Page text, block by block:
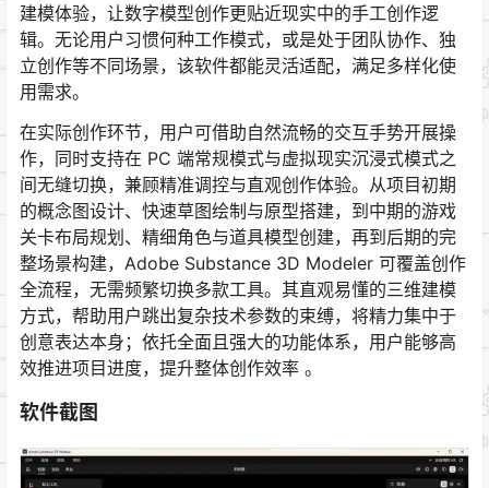
建模体验，让数字模型创作更贴近现实中的手工创作逻
辑。无论用户习惯何种工作模式，或是处于团队协作、独
立创作等不同场景，该软件都能灵活适配，满足多样化使
用需求。
在实际创作环节，用户可借助自然流畅的交互手势开展操
作，同时支持在 PC 端常规模式与虚拟现实沉浸式模式之
间无缝切换，兼顾精准调控与直观创作体验。从项目初期
的概念图设计、快速草图绘制与原型搭建，到中期的游戏
关卡布局规划、精细角色与道具模型创建，再到后期的完
整场景构建，Adobe Substance 3D Modeler 可覆盖创作
全流程，无需频繁切换多款工具。其直观易懂的三维建模
方式，帮助用户跳出复杂技术参数的束缚，将精力集中于
创意表达本身；依托全面且强大的功能体系，用户能够高
效推进项目进度，提升整体创作效率 。
软件截图